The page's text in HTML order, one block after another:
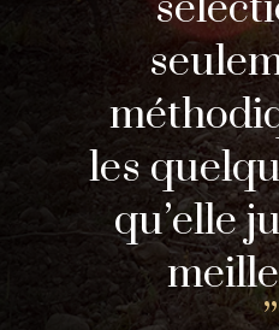
les
qu’elle